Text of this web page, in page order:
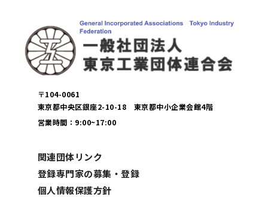
〒104-0061
東京都中央区銀座2-10-18 東京都中小企業会館4階
営業時間：9:00~17:00
関連団体リンク
登録専門家の募集・登録
個人情報保護方針